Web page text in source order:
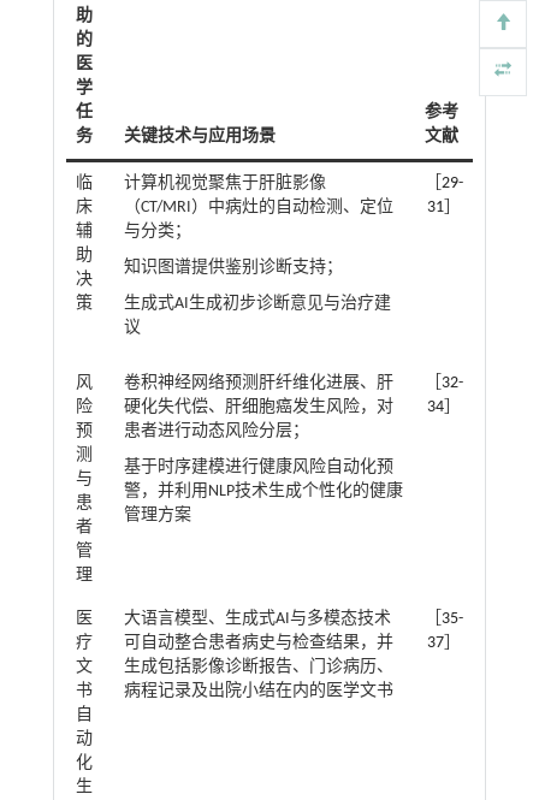
助
的
医
学
任
务
关键技术与应用场景
参考
文献
临
床
辅
助
决
策
计算机视觉聚焦于肝脏影像
（CT/MRI）中病灶的自动检测、定位
与分类；
知识图谱提供鉴别诊断支持；
生成式AI生成初步诊断意见与治疗建
议
29-
31］
风
险
预
测
与
患
者
管
理
卷积神经网络预测肝纤维化进展、肝
硬化失代偿、肝细胞癌发生风险，对
患者进行动态风险分层；
基于时序建模进行健康风险自动化预
警，并利用NLP技术生成个性化的健康
管理方案
32-
34］
医
疗
文
书
自
动
化
生
大语言模型、生成式AI与多模态技术
可自动整合患者病史与检查结果，并
生成包括影像诊断报告、门诊病历、
病程记录及出院小结在内的医学文书
35-
37］